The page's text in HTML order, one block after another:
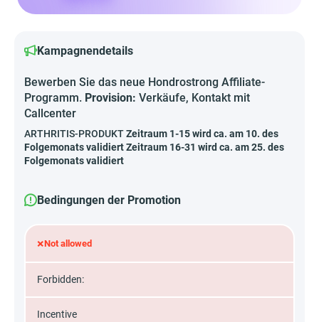
Kampagnendetails
Bewerben Sie das neue Hondrostrong Affiliate-
Programm. Provision: Verkäufe, Kontakt mit
Callcenter
ARTHRITIS-PRODUKTZeitraum 1-15 wird ca. am 10. des
Folgemonats validiert Zeitraum 16-31 wird ca. am 25. des
Folgemonats validiert
Bedingungen der Promotion
×Not allowed
Forbidden:
Incentive